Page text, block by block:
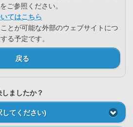
ご参照ください。
てはこちら
とが可能な外部のウェブサイトにつ
る予定です。
戻る
ましたか？
してください)